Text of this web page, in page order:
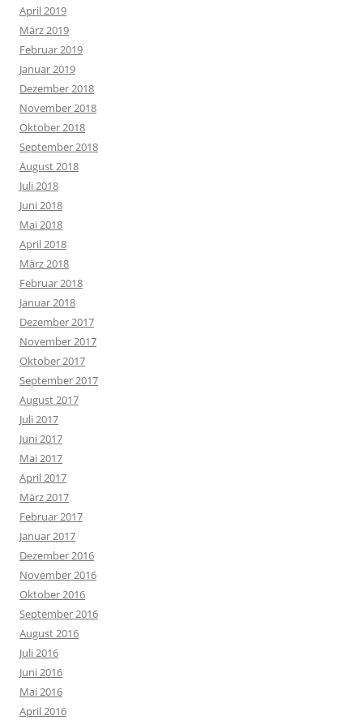
April 2019
März 2019
Februar 2019
Januar 2019
Dezember 2018
November 2018
Oktober 2018
September 2018
August 2018
Juli 2018
Juni 2018
Mai 2018
April 2018
März 2018
Februar 2018
Januar 2018
Dezember 2017
November 2017
Oktober 2017
September 2017
August 2017
Juli 2017
Juni 2017
Mai 2017
April 2017
März 2017
Februar 2017
Januar 2017
Dezember 2016
November 2016
Oktober 2016
September 2016
August 2016
Juli 2016
Juni 2016
Mai 2016
April 2016